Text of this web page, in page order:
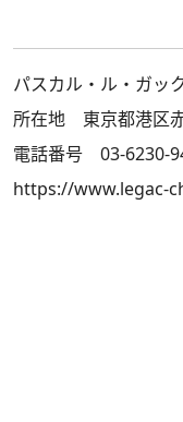
パスカル・ル・ガッ
所在地 東京都港区
電話番号 03-6230-
https://www.legac-